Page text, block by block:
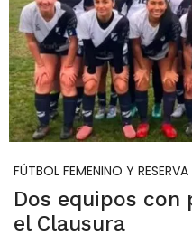
FÚTBOL FEMENINO Y RESERVA
Dos equipos
el Clausura